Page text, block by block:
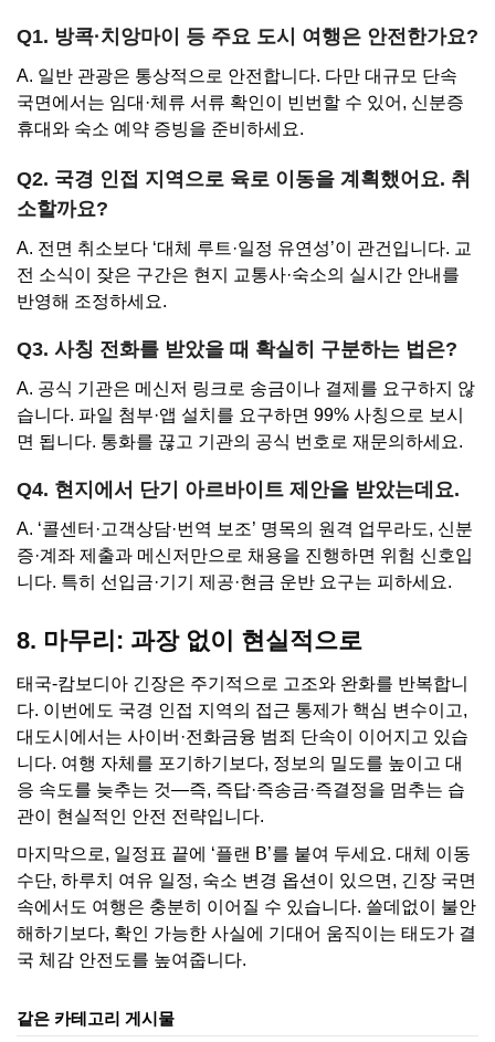
Q1. 방콕·치앙마이 등 주요 도시 여행은 안전한가요?
A. 일반 관광은 통상적으로 안전합니다. 다만 대규모 단속
국면에서는 임대·체류 서류 확인이 빈번할 수 있어, 신분증
휴대와 숙소 예약 증빙을 준비하세요.
Q2. 국경 인접 지역으로 육로 이동을 계획했어요. 취
소할까요?
A. 전면 취소보다 ‘대체 루트·일정 유연성’이 관건입니다. 교
전 소식이 잦은 구간은 현지 교통사·숙소의 실시간 안내를
반영해 조정하세요.
Q3. 사칭 전화를 받았을 때 확실히 구분하는 법은?
A. 공식 기관은 메신저 링크로 송금이나 결제를 요구하지 않
습니다. 파일 첨부·앱 설치를 요구하면 99% 사칭으로 보시
면 됩니다. 통화를 끊고 기관의 공식 번호로 재문의하세요.
Q4. 현지에서 단기 아르바이트 제안을 받았는데요.
A. ‘콜센터·고객상담·번역 보조’ 명목의 원격 업무라도, 신분
증·계좌 제출과 메신저만으로 채용을 진행하면 위험 신호입
니다. 특히 선입금·기기 제공·현금 운반 요구는 피하세요.
8. 마무리: 과장 없이 현실적으로
태국-캄보디아 긴장은 주기적으로 고조와 완화를 반복합니
다. 이번에도 국경 인접 지역의 접근 통제가 핵심 변수이고,
대도시에서는 사이버·전화금융 범죄 단속이 이어지고 있습
니다. 여행 자체를 포기하기보다, 정보의 밀도를 높이고 대
응 속도를 늦추는 것—즉, 즉답·즉송금·즉결정을 멈추는 습
관이 현실적인 안전 전략입니다.
마지막으로, 일정표 끝에 ‘플랜 B’를 붙여 두세요. 대체 이동
수단, 하루치 여유 일정, 숙소 변경 옵션이 있으면, 긴장 국면
속에서도 여행은 충분히 이어질 수 있습니다. 쓸데없이 불안
해하기보다, 확인 가능한 사실에 기대어 움직이는 태도가 결
국 체감 안전도를 높여줍니다.
같은 카테고리 게시물